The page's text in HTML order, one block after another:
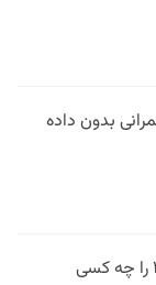
بدون داده
فیلتر در وقت اضافه؛ فوتبال ۳۶۰ را چه کسی